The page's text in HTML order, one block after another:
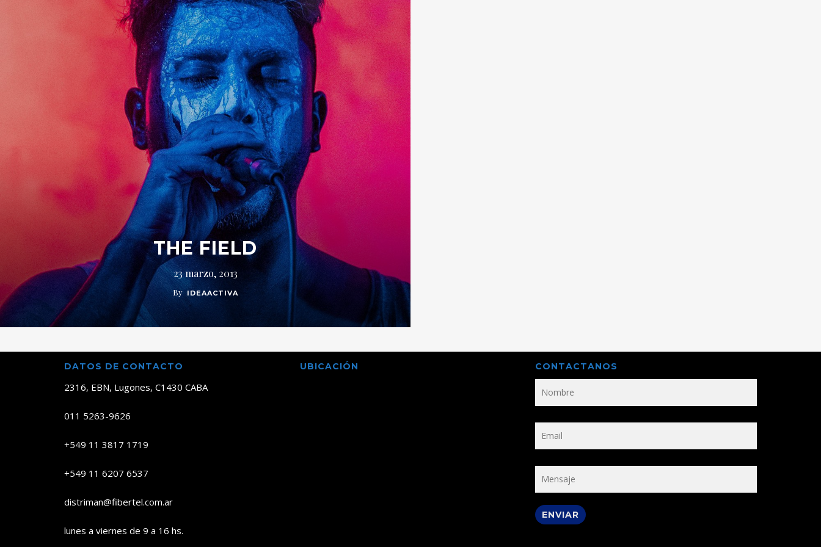
THE FIELD
23 marzo, 2013
By IDEAACTIVA
DATOS DE CONTACTO
2316, EBN, Lugones, C1430 CABA
011 5263-9626
+549 11 3817 1719
+549 11 6207 6537
distriman@fibertel.com.ar
lunes a viernes de 9 a 16 hs.
UBICACIÓN CONTACTANOS